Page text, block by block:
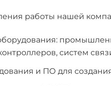
работы нашей
систем
и ПО для